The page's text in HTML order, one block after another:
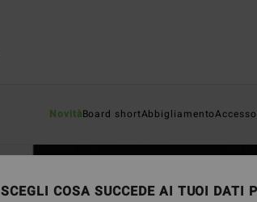
NovitàBoard shortAbbigliamento
SCEGLI COSA SUCCEDE AI TUOI DATI